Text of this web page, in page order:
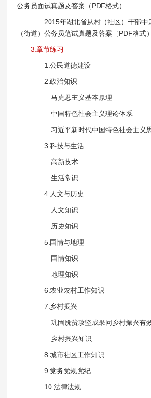
公务员面试真题及答案（PDF格式）
2015年湖北省从村（社区）干部中
（街道）公务员笔试真题及答案（PDF格式）
3.章节练习
1.公民道德建设
2.政治知识
马克思主义基本原理
中国特色社会主义理论体系
习近平新时代中国特色社会主义
3.科技与生活
高新技术
生活常识
4.人文与历史
人文知识
历史知识
5.国情与地理
国情知识
地理知识
6.农业农村工作知识
7.乡村振兴
巩固脱贫攻坚成果同乡村振兴有
乡村振兴知识
8.城市社区工作知识
9.党务党规党纪
10.法律法规